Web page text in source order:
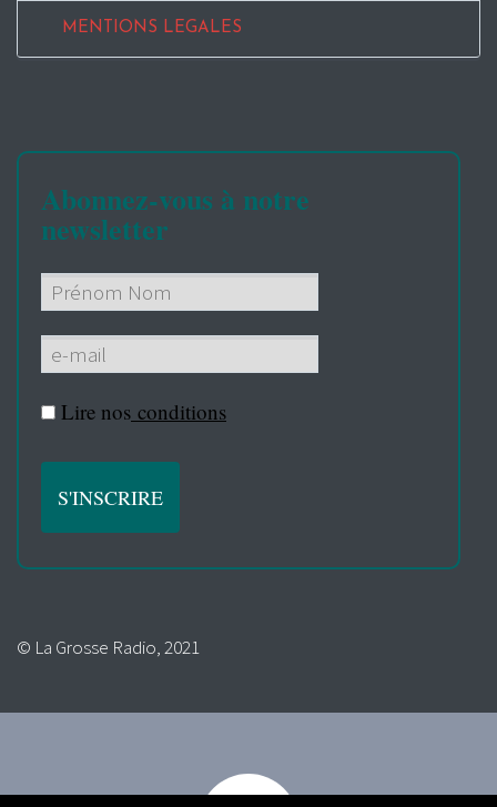
MENTIONS LEGALES
Abonnez-vous à notre
newsletter
Lire nos conditions
© La Grosse Radio, 2021